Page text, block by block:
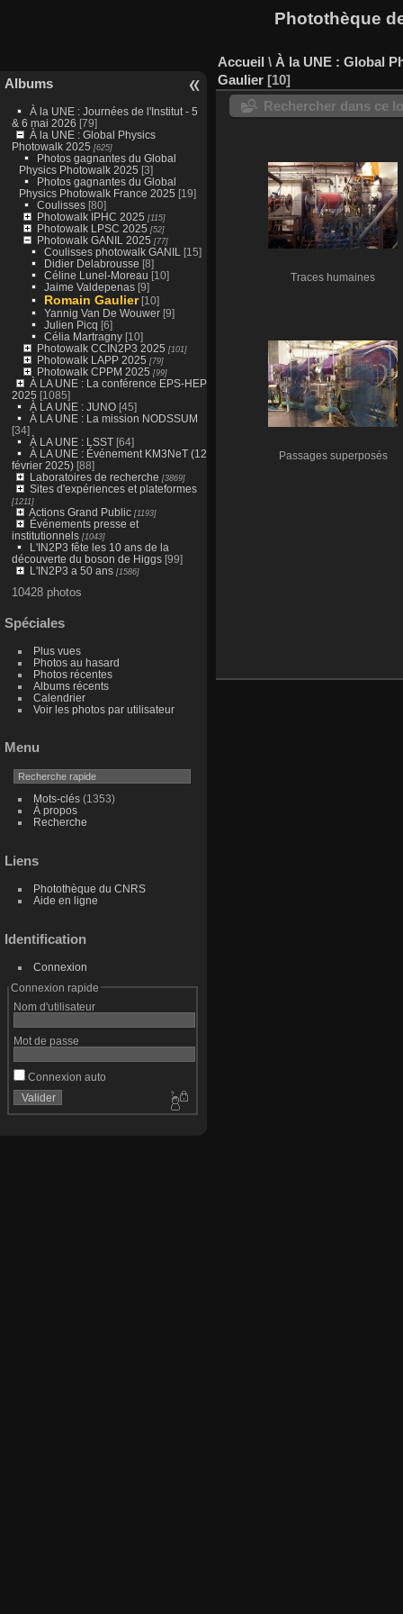
Photothèque
Albums
À la UNE : Journées de l'Institut - 5
& 6 mai 2026 [79]
À la UNE : Global Physics
Photowalk 2025 [625]
Photos gagnantes du Global
Physics Photowalk 2025 [3]
Photos gagnantes du Global
Physics Photowalk France 2025 [19]
Coulisses[80]
Photowalk IPHC 2025 [115]
Photowalk LPSC 2025 [52]
Photowalk GANIL 2025 [77]
Coulisses photowalk GANIL
[15]
Didier Delabrousse [8]
Céline Lunel-Moreau [10]
Jaime Valdepenas[9]
Romain Gaulier[10]
Yannig Van De Wouwer[9]
Julien Picq [6]
Célia Martragny[10]
Photowalk CCIN2P3 2025 [101]
Photowalk LAPP 2025 [79]
Photowalk CPPM 2025 [99]
À LA UNE : La conférence EPS-HEP
2025 [1085]
À LA UNE : JUNO [45]
À LA UNE : La mission NODSSUM
[34]
À LA UNE : LSST[64]
À LA UNE : Événement KM3NeT (12
février 2025)[88]
Laboratoires de recherche [3869]
Sites d'expériences et plateformes
[1211]
Actions Grand Public[1193]
Événements presse et
institutionnels[1043]
L'IN2P3 fête les 10 ans de la
découverte du boson de Higgs[99]
L'IN2P3 a 50 ans[1586]
10428 photos
Spéciales
Plus vues
Photos au hasard
Photos récentes
Albums récents
Calendrier
Voir les photos par utilisateur
Menu
Mots-clés(1353)
À propos
Recherche
Liens
Photothèque du CNRS
Aide en ligne
Identification
Connexion
Connexion rapide
Nom d'utilisateur
Mot de passe
Connexion auto
Accueil \ À la UNE : Global
Gaulier 10
Rechercher dans ce
Traces humaines
Passages superposés